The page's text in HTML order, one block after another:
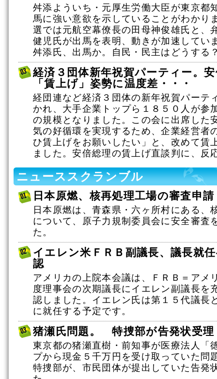
舛添よういち・元厚生労働大臣が東京都
馬に強い意欲を示していることがわかり
選では元航空幕僚長の田母神俊雄氏と、
健児氏が出馬を表明、動きが加速してい
舛添氏、出馬か。自民・民主はどうする
経済３団体新年祝賀パーティー。
「賃上げ」姿勢に温度差・・・
経団連など経済３団体の新年祝賀パーテ
かれ、大手企業トップら１８５０人が参
の規模となりました。この会に出席した
気の好循環を実現するため、企業経営者
ひ賃上げをお願いしたい」と、改めて賃
ました。安倍総理の賃上げ直談判に、反
ニューススクランブル
日本原燃、核再処理工場の審査申請
日本原燃は、青森県・六ヶ所村にある、
について、原子力規制委員会に安全審査
た。
イエレン米ＦＲＢ副議長、議長就
認
アメリカの上院本会議は、ＦＲＢ＝アメ
度理事会の次期議長にイエレン副議長を
認しました。イエレン氏は第１５代議長
に就任する予定です。
猪瀬氏問題。 特捜部が告発状受理
東京都の猪瀬直樹・前知事が医療法人「
プから現金５千万円を受け取っていた問
特捜部が、市民団体が提出していた告発